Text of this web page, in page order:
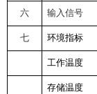
六 输入信号
七 环境指标
工作温度
存储温度